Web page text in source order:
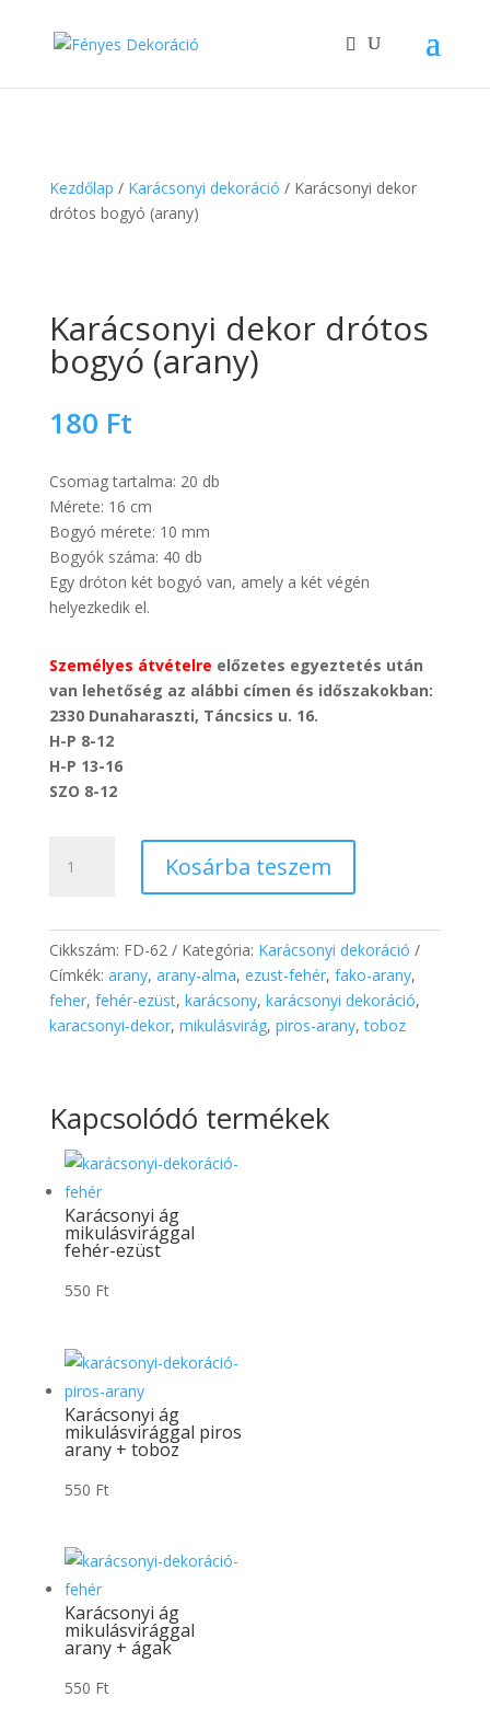
Kezdőlap / Karácsonyi dekoráció / Karácsonyi dekor
drótos bogyó (arany)
Karácsonyi dekor drótos
bogyó (arany)
180 Ft
Csomag tartalma: 20 db
Mérete: 16 cm
Bogyó mérete: 10 mm
Bogyók száma: 40 db
Egy dróton két bogyó van, amely a két végén
helyezkedik el.
Személyes átvételre előzetes egyeztetés után
van lehetőség az alábbi címen és időszakokban:
2330 Dunaharaszti, Táncsics u. 16.
H-P 8-12
H-P 13-16
SZO 8-12
dekor
(arany)
mennyiség
Kosárba teszem
Cikkszám: FD-62 Kategória: Karácsonyi dekoráció
Címkék: arany, arany-alma, ezust-fehér, fako-arany,
feher, fehér-ezüst, karácsony, karácsonyi dekoráció,
karacsonyi-dekor, mikulásvirág, piros-arany,toboz
Kapcsolódó termékek
Karácsonyi ág
mikulásvirággal
fehér-ezüst
550 Ft
Karácsonyi ág
mikulásvirággal piros
arany + toboz
550 Ft
Karácsonyi ág
mikulásvirággal
arany + ágak
550 Ft